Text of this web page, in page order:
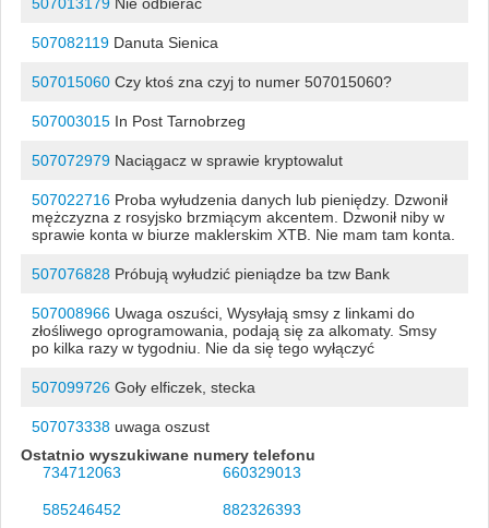
507082119Danuta Sienica
507015060Czy ktoś zna czyj to numer 507015060?
507003015In Post Tarnobrzeg
507072979Naciągacz w sprawie kryptowalut
507022716Proba wyłudzenia danych lub pieniędzy. Dzwonił
mężczyzna z rosyjsko brzmiącym akcentem. Dzwonił niby w
sprawie konta w biurze maklerskim XTB. Nie mam tam konta.
507076828Próbują wyłudzić pieniądze ba tzw Bank
507008966Uwaga oszuści, Wysyłają smsy z linkami do
złośliwego oprogramowania, podają się za alkomaty. Smsy
po kilka razy w tygodniu. Nie da się tego wyłączyć
507099726Goły elficzek, stecka
507073338uwaga oszust
Ostatnio wyszukiwane numery telefonu
734712063
660329013
585246452 882326393